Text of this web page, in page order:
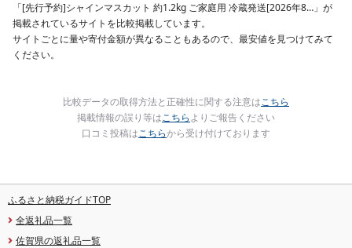
「[先行予約]シャインマスカット 約1.2kg ご家庭用 冷蔵発送[2026年8…」が
掲載されているサイトを比較掲載しています。
サイトごとに量や寄付金額が異なることもあるので、最安値を見つけてみて
ください。
比較データの取得方法と正確性に関する注意はこちら
掲載情報の誤り等はこちらよりご報告ください
口コミ投稿はこちらから受け付けております
ふるさと納税ガイドTOP
全返礼品一覧
佐賀県の返礼品一覧